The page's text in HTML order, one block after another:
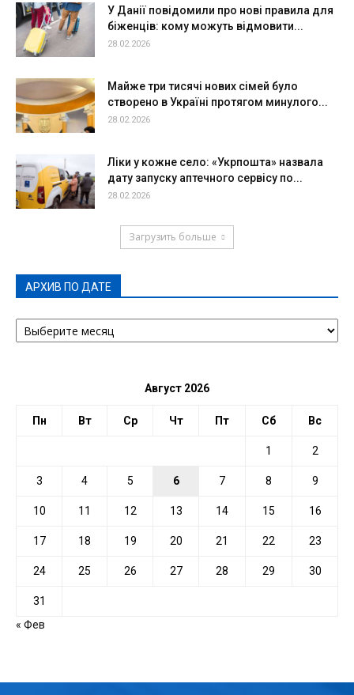
У Данії повідомили про нові правила для
біженців: кому можуть відмовити...
28.02.2026
Майже три тисячі нових сімей було
створено в Україні протягом минулого...
28.02.2026
Ліки у кожне село: «Укрпошта» назвала
дату запуску аптечного сервісу по...
28.02.2026
Загрузить больше
АРХИВ ПО ДАТЕ
АРХИВ
ПО
Август 2026
Пн Вт Ср Чт Пт Сб Вс
1 2
3 4 5 6 7 8 9
10 11 12 13 14 15 16
17 18 19 20 21 22 23
24 25 26 27 28 29 30
31
« Фев